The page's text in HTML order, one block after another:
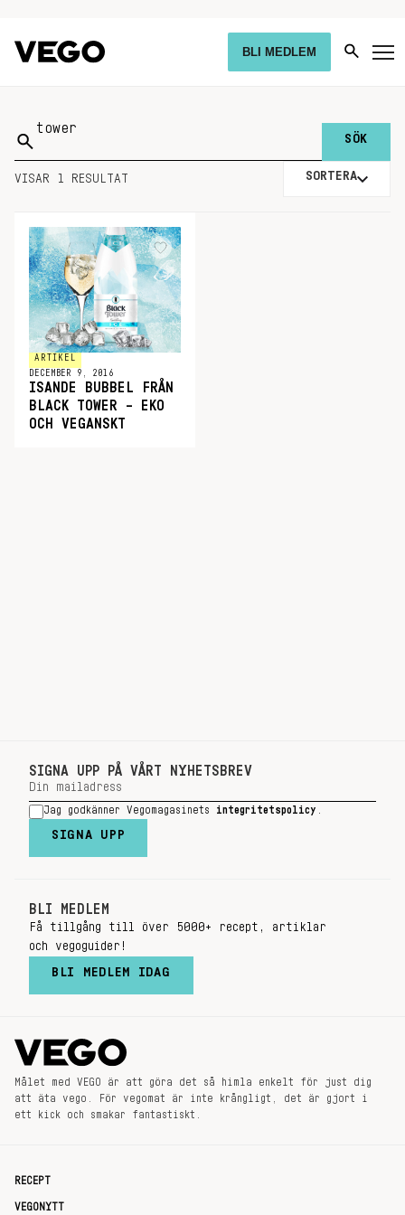
BLI MEDLEM
Sök
på:
VISAR 1 RESULTAT SORTERA
ARTIKEL
DECEMBER 9, 2016
ISANDE BUBBEL FRÅN
BLACK TOWER – EKO
OCH VEGANSKT
SIGNA UPP PÅ VÅRT NYHETSBREV
Jag godkänner Vegomagasinets integritetspolicy
SIGNA UPP
BLI MEDLEM
Få tillgång till över 5000+ recept, artiklar
och vegoguider!
BLI MEDLEM IDAG
Målet med VEGO är att göra det så himla enkelt för just dig
att äta vego. För vegomat är inte krångligt, det är gjort i
ett kick och smakar fantastiskt.
RECEPT
VEGONYTT